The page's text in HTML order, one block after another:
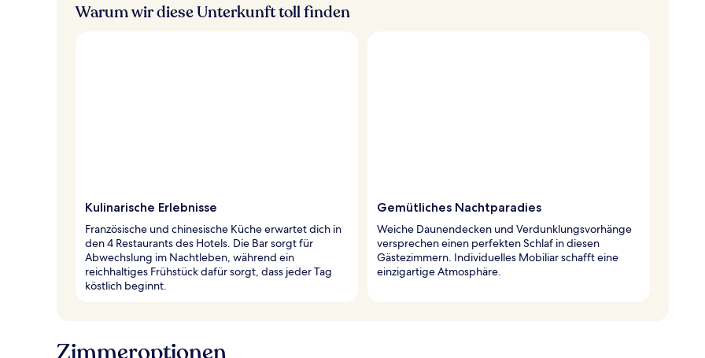
Warum wir diese Unterkunft toll finden
Kulinarische Erlebnisse
Französische und chinesische Küche erwartet dich in
den 4 Restaurants des Hotels. Die Bar sorgt für
Abwechslung im Nachtleben, während ein
reichhaltiges Frühstück dafür sorgt, dass jeder Tag
köstlich beginnt.
Gemütliches Nachtparadies
Weiche Daunendecken und Verdunklungsvorhänge
versprechen einen perfekten Schlaf in diesen
Gästezimmern. Individuelles Mobiliar schafft eine
einzigartige Atmosphäre.